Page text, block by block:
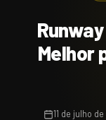
Melhor
11 de julho